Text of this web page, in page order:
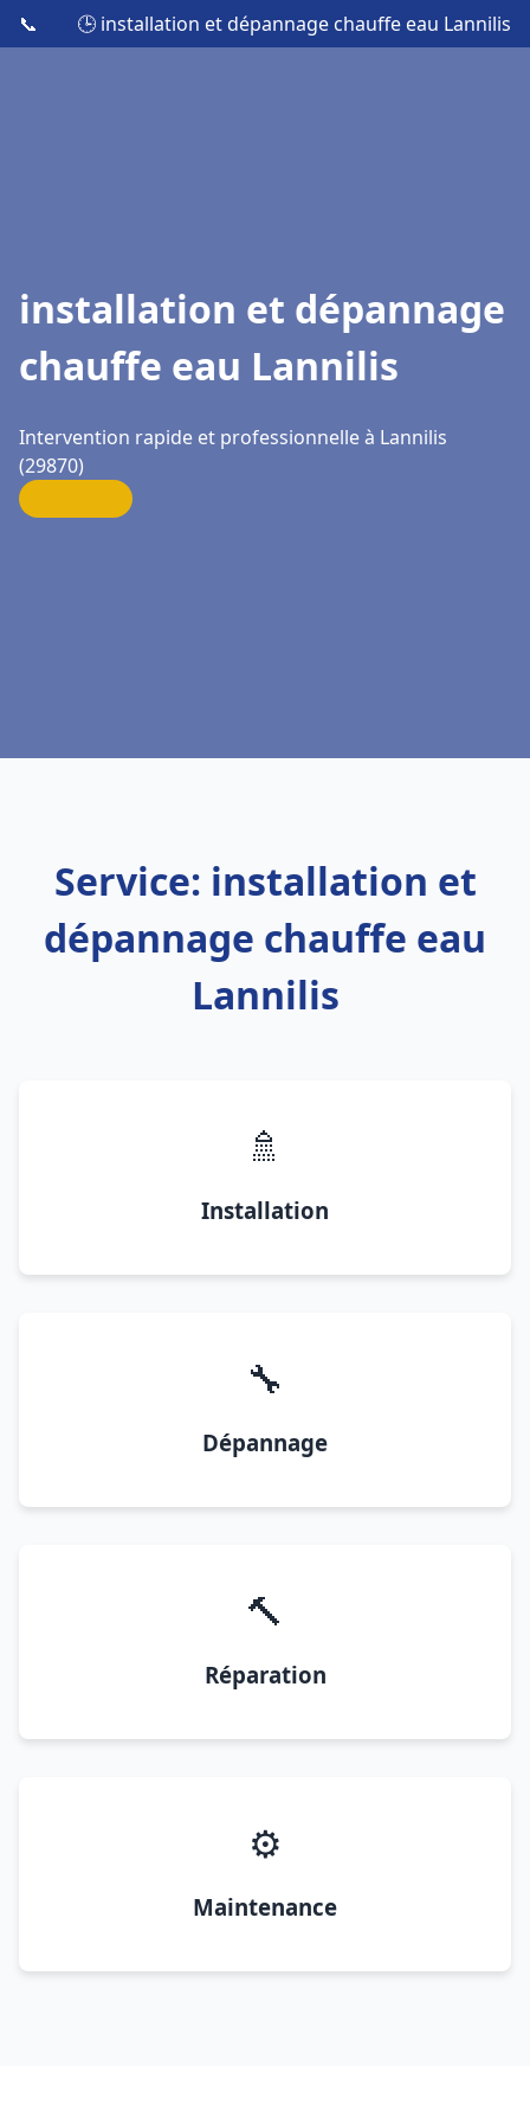
📞 🕒 installation et dépannage chauffe eau Lannilis
installation et dépannage
chauffe eau Lannilis
Intervention rapide et professionnelle à Lannilis
(29870)
Service: installation et
dépannage chauffe eau
Lannilis
🚿
Installation
🔧
Dépannage
🔨
Réparation
⚙️
Maintenance